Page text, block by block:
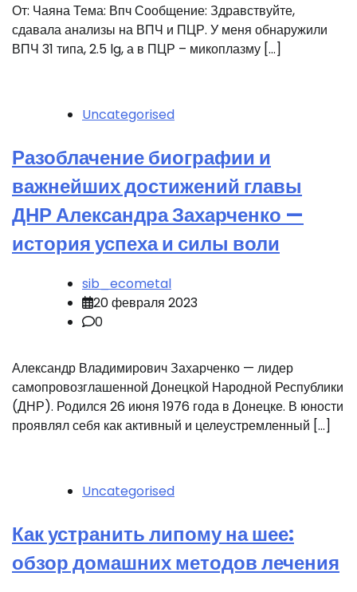
От: Чаяна Тема: Впч Сообщение: Здравствуйте,
сдавала анализы на ВПЧ и ПЦР. У меня обнаружили
ВПЧ 31 типа, 2.5 lg, а в ПЦР – микоплазму […]
Uncategorised
Разоблачение биографии и
важнейших достижений главы
ДНР Александра Захарченко —
история успеха и силы воли
sib_ecometal
20 февраля 2023
0
Александр Владимирович Захарченко — лидер
самопровозглашенной Донецкой Народной Республики
(ДНР). Родился 26 июня 1976 года в Донецке. В юности
проявлял себя как активный и целеустремленный […]
Uncategorised
Как устранить липому на шее:
обзор домашних методов лечения